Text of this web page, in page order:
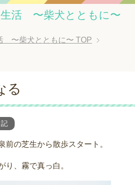
活 〜柴犬とともに〜
〜柴犬とともに〜 TOP
る
記
前の芝生から散歩スタート。
り、霧で真っ白。